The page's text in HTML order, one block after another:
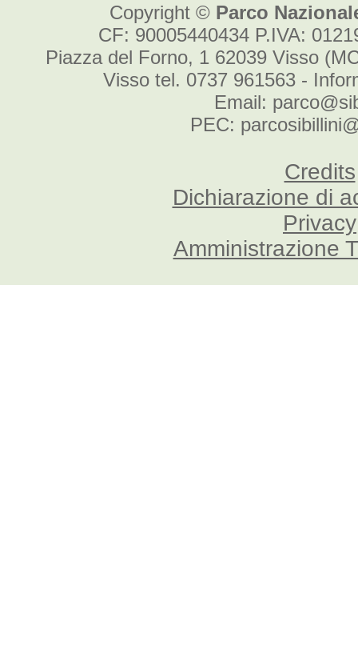
Copyright © Parco
CF: 90005440434 P.IVA:
Piazza del Forno, 1 62039 Visso
Visso tel. 0737 961563 -
Email:
PEC:
Credits
Dichiarazione di
Privacy
Amministrazione